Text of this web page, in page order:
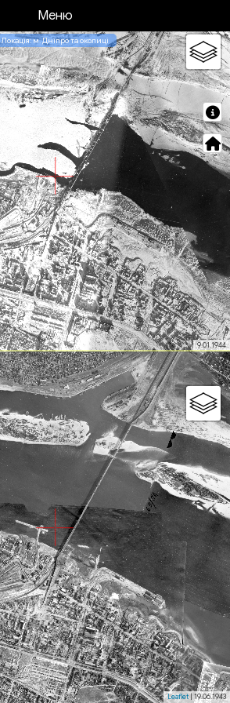
Меню
Локація: м. Дніпро та околиці
9.01.1944
Leaflet| 19.06.1943